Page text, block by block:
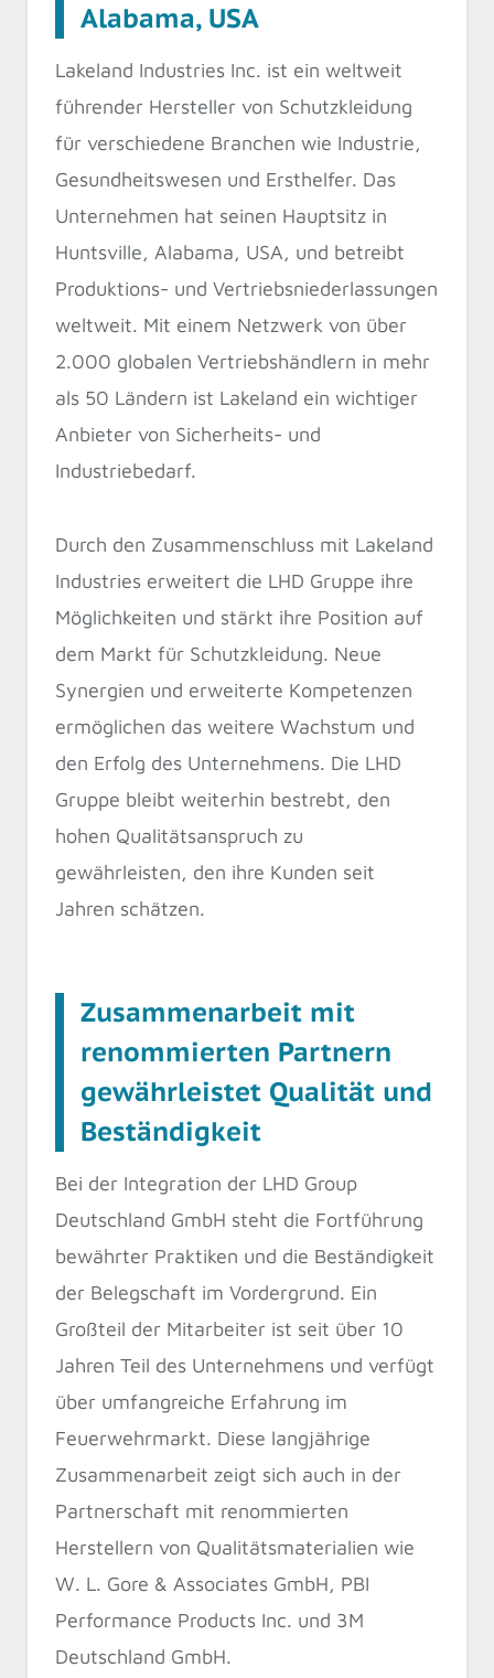
Alabama, USA
Lakeland Industries Inc. ist ein weltweit
führender Hersteller von Schutzkleidung
für verschiedene Branchen wie Industrie,
Gesundheitswesen und Ersthelfer. Das
Unternehmen hat seinen Hauptsitz in
Huntsville, Alabama, USA, und betreibt
Produktions- und Vertriebsniederlassungen
weltweit. Mit einem Netzwerk von über
2.000 globalen Vertriebshändlern in mehr
als 50 Ländern ist Lakeland ein wichtiger
Anbieter von Sicherheits- und
Industriebedarf.
Durch den Zusammenschluss mit Lakeland
Industries erweitert die LHD Gruppe ihre
Möglichkeiten und stärkt ihre Position auf
dem Markt für Schutzkleidung. Neue
Synergien und erweiterte Kompetenzen
ermöglichen das weitere Wachstum und
den Erfolg des Unternehmens. Die LHD
Gruppe bleibt weiterhin bestrebt, den
hohen Qualitätsanspruch zu
gewährleisten, den ihre Kunden seit
Jahren schätzen.
Zusammenarbeit mit
renommierten Partnern
gewährleistet Qualität und
Beständigkeit
Bei der Integration der LHD Group
Deutschland GmbH steht die Fortführung
bewährter Praktiken und die Beständigkeit
der Belegschaft im Vordergrund. Ein
Großteil der Mitarbeiter ist seit über 10
Jahren Teil des Unternehmens und verfügt
über umfangreiche Erfahrung im
Feuerwehrmarkt. Diese langjährige
Zusammenarbeit zeigt sich auch in der
Partnerschaft mit renommierten
Herstellern von Qualitätsmaterialien wie
W. L. Gore & Associates GmbH, PBI
Performance Products Inc. und 3M
Deutschland GmbH.